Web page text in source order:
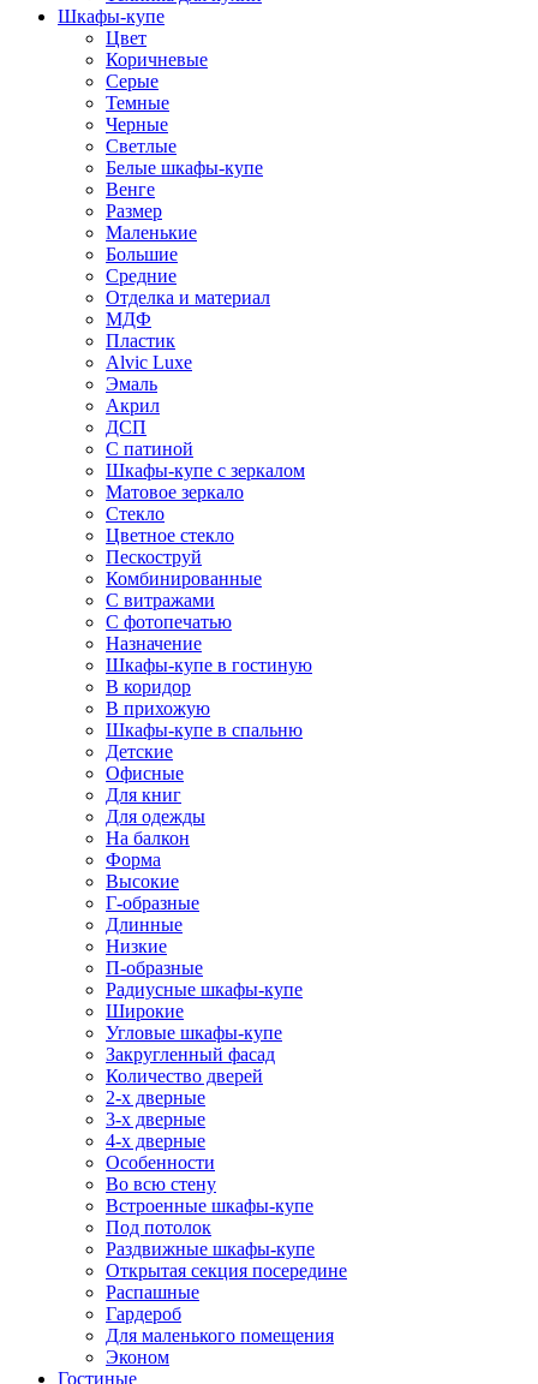
Шкафы-купе
Цвет
Коричневые
Серые
Темные
Черные
Светлые
Белые шкафы-купе
Венге
Размер
Маленькие
Большие
Средние
Отделка и материал
МДФ
Пластик
Alvic Luxe
Эмаль
Акрил
ДСП
С патиной
Шкафы-купе с зеркалом
Матовое зеркало
Стекло
Цветное стекло
Пескоструй
Комбинированные
С витражами
С фотопечатью
Назначение
Шкафы-купе в гостиную
В коридор
В прихожую
Шкафы-купе в спальню
Детские
Офисные
Для книг
Для одежды
На балкон
Форма
Высокие
Г-образные
Длинные
Низкие
П-образные
Радиусные шкафы-купе
Широкие
Угловые шкафы-купе
Закругленный фасад
Количество дверей
2-х дверные
3-х дверные
4-х дверные
Особенности
Во всю стену
Встроенные шкафы-купе
Под потолок
Раздвижные шкафы-купе
Открытая секция посередине
Распашные
Гардероб
Для маленького помещения
Эконом
Гостиные